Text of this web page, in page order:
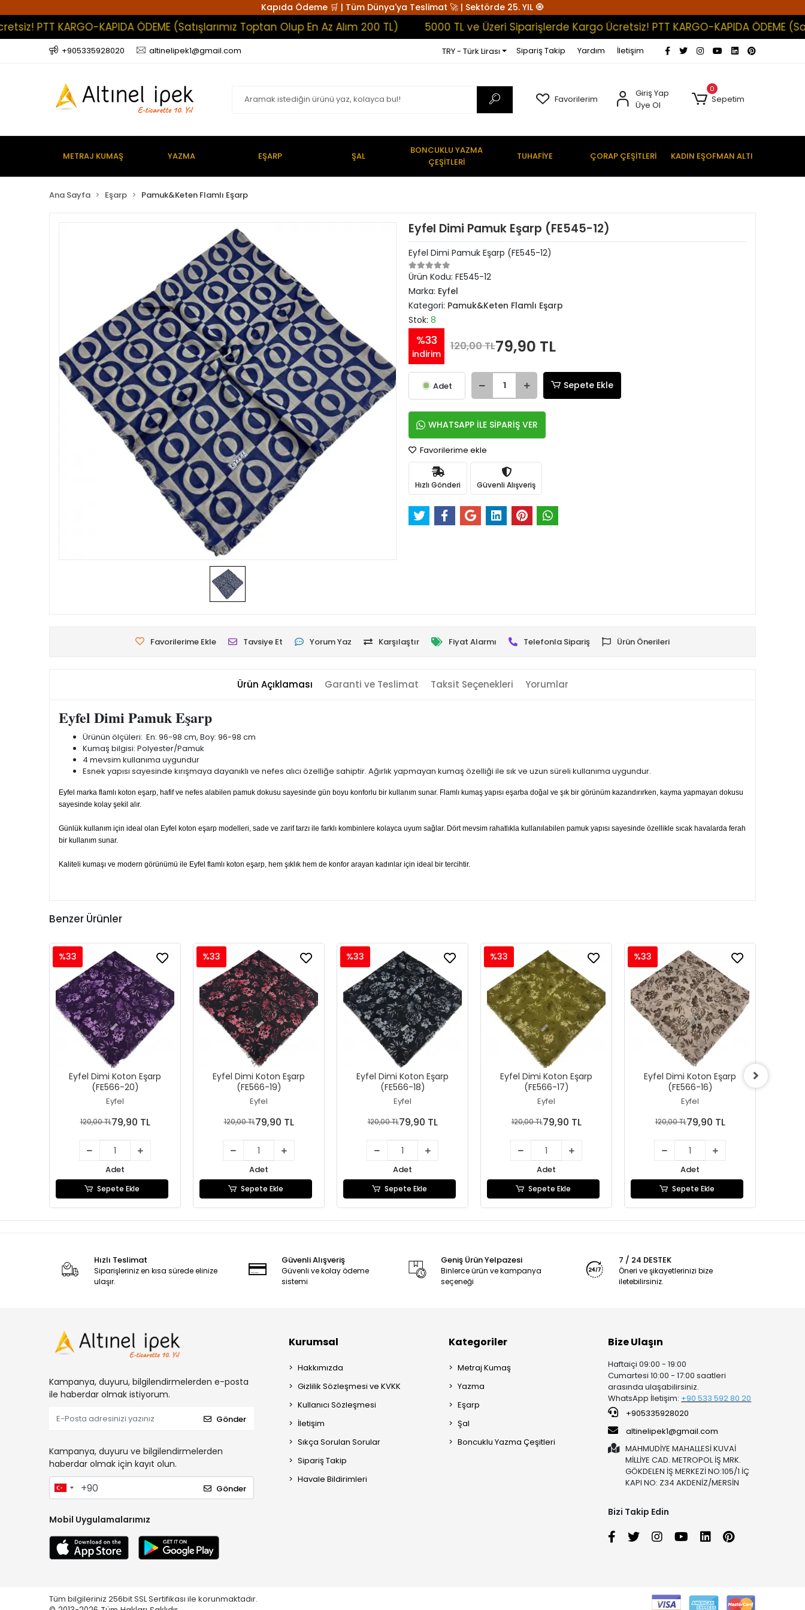
Kapıda Ödeme 🛒 | Tüm Dünya'ya Teslimat 🚀 | Sektörde 25. YIL 🧿
KARGO-KAPIDA ÖDEME (Satışlarımız Toptan Olup En Az Alım 200 TL) 5000 TL ve Üzeri Siparişlerde Kargo Ücretsiz! PTT KARGO-KAPIDA ÖDEME
+905335928020 altinelipek1@gmail.com TRY - Türk Lirası Sipariş Takip Yardım İletişim
Favorilerim
Giriş Yap
Üye Ol
0
Sepetim
METRAJ KUMAŞ YAZMA EŞARP ŞAL
BONCUKLU YAZMA
ÇEŞİTLERİ
TUHAFİYE ÇORAP ÇEŞİTLERİ KADIN EŞOFMAN ALTI
Ana Sayfa Eşarp Pamuk&Keten Flamlı Eşarp
Eyfel Dimi Pamuk Eşarp (FE545-12)
Eyfel Dimi Pamuk Eşarp (FE545-12)
Ürün Kodu: FE545-12
Marka: Eyfel
Kategori: Pamuk&Keten Flamlı Eşarp
Stok: 8
%33
indirim
120,00 TL79,90 TL
Adet Sepete Ekle
WHATSAPP İLE SİPARİŞ VER
Favorilerime ekle
Hızlı Gönderi Güvenli Alışveriş
Favorilerime Ekle Tavsiye Et Yorum Yaz Karşılaştır Fiyat Alarmı Telefonla Sipariş Ürün Önerileri
Ürün Açıklaması Garanti ve Teslimat Taksit Seçenekleri Yorumlar
Eyfel Dimi Pamuk Eşarp
Ürünün ölçüleri: En: 96-98 cm, Boy: 96-98 cm
Kumaş bilgisi: Polyester/Pamuk
4 mevsim kullanıma uygundur
Esnek yapısı sayesinde kırışmaya dayanıklı ve nefes alıcı özelliğe sahiptir. Ağırlık yapmayan kumaş özelliği ile sık ve uzun süreli kullanıma uygundur.
Eyfel marka flamlı koton eşarp, hafif ve nefes alabilen pamuk dokusu sayesinde gün boyu konforlu bir kullanım sunar. Flamlı kumaş yapısı eşarba doğal ve şık bir görünüm kazandırırken, kayma yapmayan dokusu
sayesinde kolay şekil alır.
Günlük kullanım için ideal olan Eyfel koton eşarp modelleri, sade ve zarif tarzı ile farklı kombinlere kolayca uyum sağlar. Dört mevsim rahatlıkla kullanılabilen pamuk yapısı sayesinde özellikle sıcak havalarda ferah
bir kullanım sunar.
Kaliteli kumaşı ve modern görünümü ile Eyfel flamlı koton eşarp, hem şıklık hem de konfor arayan kadınlar için ideal bir tercihtir.
Benzer Ürünler
Eyfel Dimi Koton Eşarp
(FE566-20)
Eyfel
%33
120,00 TL79,90 TL
Adet
Sepete Ekle
Eyfel Dimi Koton Eşarp
(FE566-19)
Eyfel
%33
120,00 TL79,90 TL
Adet
Sepete Ekle
Eyfel Dimi Koton Eşarp
(FE566-18)
Eyfel
%33
120,00 TL79,90 TL
Adet
Sepete Ekle
Eyfel Dimi Koton Eşarp
(FE566-17)
Eyfel
%33
120,00 TL79,90 TL
Adet
Sepete Ekle
Eyfel Dimi Koton Eşarp
(FE566-16)
Eyfel
%33
120,00 TL79,90 TL
Adet
Sepete Ekle
Hızlı Teslimat
Siparişleriniz en kısa sürede elinize
ulaşır.
Güvenli Alışveriş
Güvenli ve kolay ödeme
sistemi
Geniş Ürün Yelpazesi
Binlerce ürün ve kampanya
seçeneği
7 / 24 DESTEK
Öneri ve şikayetlerinizi bize
iletebilirsiniz.
Kampanya, duyuru, bilgilendirmelerden e-posta
ile haberdar olmak istiyorum.
Gönder
Kampanya, duyuru ve bilgilendirmelerden
haberdar olmak için kayıt olun.
Gönder
Mobil Uygulamalarımız
Kurumsal
Hakkımızda
Gizlilik Sözleşmesi ve KVKK
Kullanıcı Sözleşmesi
İletişim
Sıkça Sorulan Sorular
Sipariş Takip
Havale Bildirimleri
Kategoriler
Metraj Kumaş
Yazma
Eşarp
Şal
Boncuklu Yazma Çeşitleri
Bize Ulaşın
Haftaiçi 09:00 - 19:00
Cumartesi 10:00 - 17:00 saatleri
arasında ulaşabilirsiniz.
WhatsApp İletişim: +90 533 592 80 20
+905335928020
altinelipek1@gmail.com
MAHMUDİYE MAHALLESİ KUVAİ
MİLLİYE CAD. METROPOL İŞ MRK.
GÖKDELEN İŞ MERKEZİ NO:105/1 İÇ
KAPI NO: Z34 AKDENİZ/MERSİN
Bizi Takip Edin
Tüm bilgileriniz 256bit SSL Sertifikası ile korunmaktadır.